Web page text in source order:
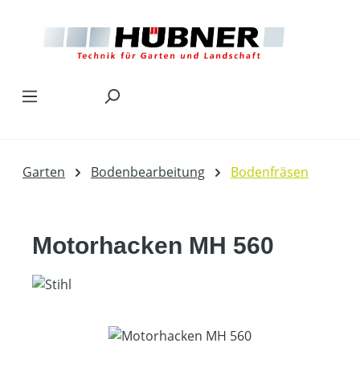
Garten Bodenbearbeitung Bodenfräsen
Motorhacken MH 560
Bildergalerie überspringen